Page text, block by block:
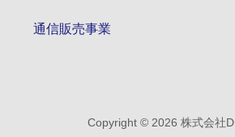
通信販売事業
Copyright © 2026 株式会社